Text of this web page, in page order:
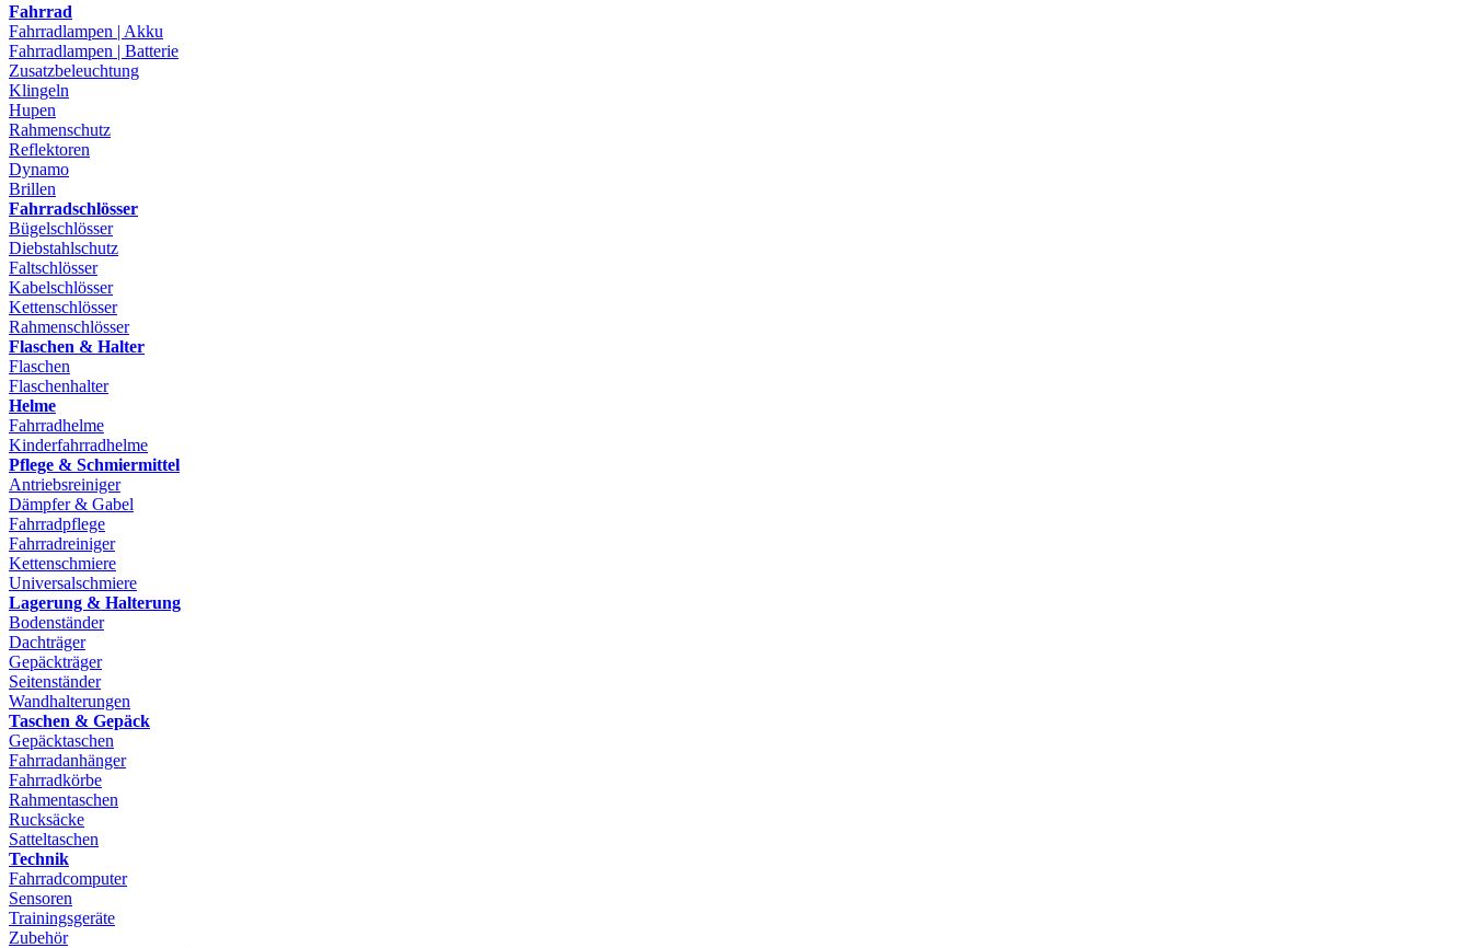
Fahrrad
Fahrradlampen | Akku
Fahrradlampen | Batterie
Zusatzbeleuchtung
Klingeln
Hupen
Rahmenschutz
Reflektoren
Dynamo
Brillen
Fahrradschlösser
Bügelschlösser
Diebstahlschutz
Faltschlösser
Kabelschlösser
Kettenschlösser
Rahmenschlösser
Flaschen & Halter
Flaschen
Flaschenhalter
Helme
Fahrradhelme
Kinderfahrradhelme
Pflege & Schmiermittel
Antriebsreiniger
Dämpfer & Gabel
Fahrradpflege
Fahrradreiniger
Kettenschmiere
Universalschmiere
Lagerung & Halterung
Bodenständer
Dachträger
Gepäckträger
Seitenständer
Wandhalterungen
Taschen & Gepäck
Gepäcktaschen
Fahrradanhänger
Fahrradkörbe
Rahmentaschen
Rucksäcke
Satteltaschen
Technik
Fahrradcomputer
Sensoren
Trainingsgeräte
Zubehör